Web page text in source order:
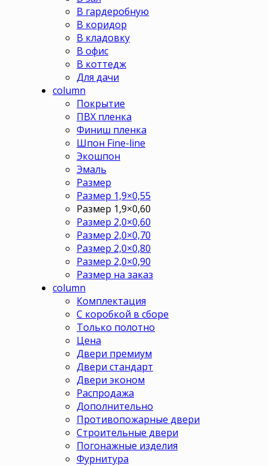
В гардеробную
В коридор
В кладовку
В офис
В коттедж
Для дачи
column
Покрытие
ПВХ пленка
Финиш пленка
Шпон Fine-line
Экошпон
Эмаль
Размер
Размер 1,9×0,55
Размер 1,9×0,60
Размер 2,0×0,60
Размер 2,0×0,70
Размер 2,0×0,80
Размер 2,0×0,90
Размер на заказ
column
Комплектация
С коробкой в сборе
Только полотно
Цена
Двери премиум
Двери стандарт
Двери эконом
Распродажа
Дополнительно
Противопожарные двери
Строительные двери
Погонажные изделия
Фурнитура